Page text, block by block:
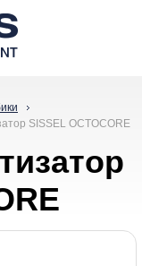
SISSEL OCTOCORE